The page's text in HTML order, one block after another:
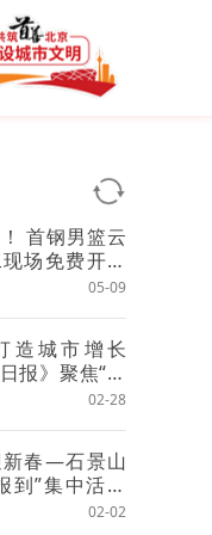
首钢男篮云
场免费开放
05-09
造城市增长
报》聚焦“两
道
02-28
春—石景山
到”集中活动
”活动
02-02